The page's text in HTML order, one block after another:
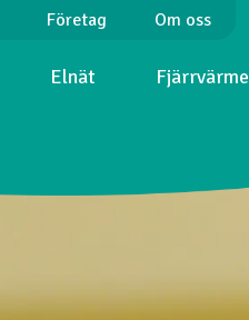
Företag Om oss
Elnät Fjärrvärme